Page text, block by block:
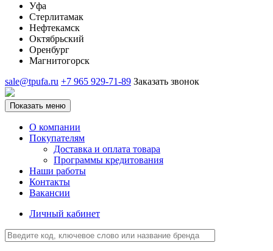
Уфа
Стерлитамак
Нефтекамск
Октябрьский
Оренбург
Магнитогорск
sale@tpufa.ru +7 965 929-71-89 Заказать звонок
Показать меню
О компании
Покупателям
Доставка и оплата товара
Программы кредитования
Наши работы
Контакты
Вакансии
Личный кабинет